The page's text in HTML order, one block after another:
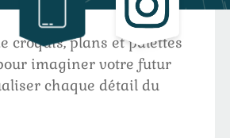
croquis, plans et palettes
imaginer votre futur
chaque détail du